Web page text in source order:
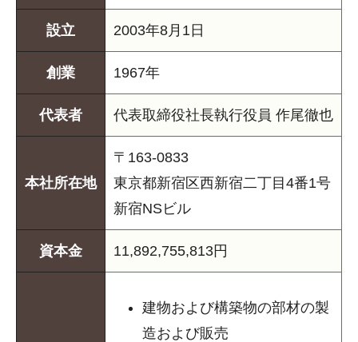
設立 2003年8月1日
創業 1967年
代表者 代表取締役社長執行役員 作尾徹也
本社所在地
〒163-0833
東京都新宿区西新宿二丁目4番1号
新宿NSビル
資本金 11,892,755,813円
建物および構築物の部材の製
造および販売